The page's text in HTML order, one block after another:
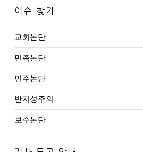
이슈 찾기
교회논단
민족논단
민주논단
반지성주의
보수논단